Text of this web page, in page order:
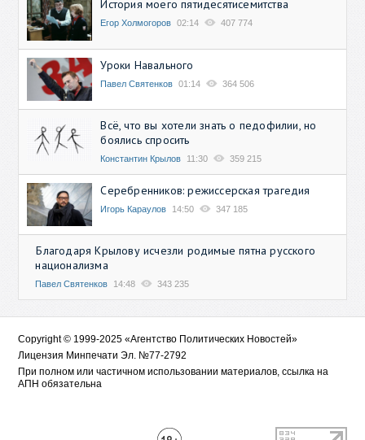
История моего пятидесятисемитства
Егор Холмогоров 02:14 407 774
Уроки Навального
Павел Святенков 01:14 364 506
Всё, что вы хотели знать о педофилии, но
боялись спросить
Константин Крылов 11:30 359 215
Серебренников: режиссерская трагедия
Игорь Караулов 14:50 347 185
Благодаря Крылову исчезли родимые пятна русского
национализма
Павел Святенков 14:48 343 235
Copyright © 1999-2025 «Агентство Политических Новостей»
Лицензия Минпечати Эл. №77-2792
При полном или частичном использовании материалов, ссылка на
АПН обязательна